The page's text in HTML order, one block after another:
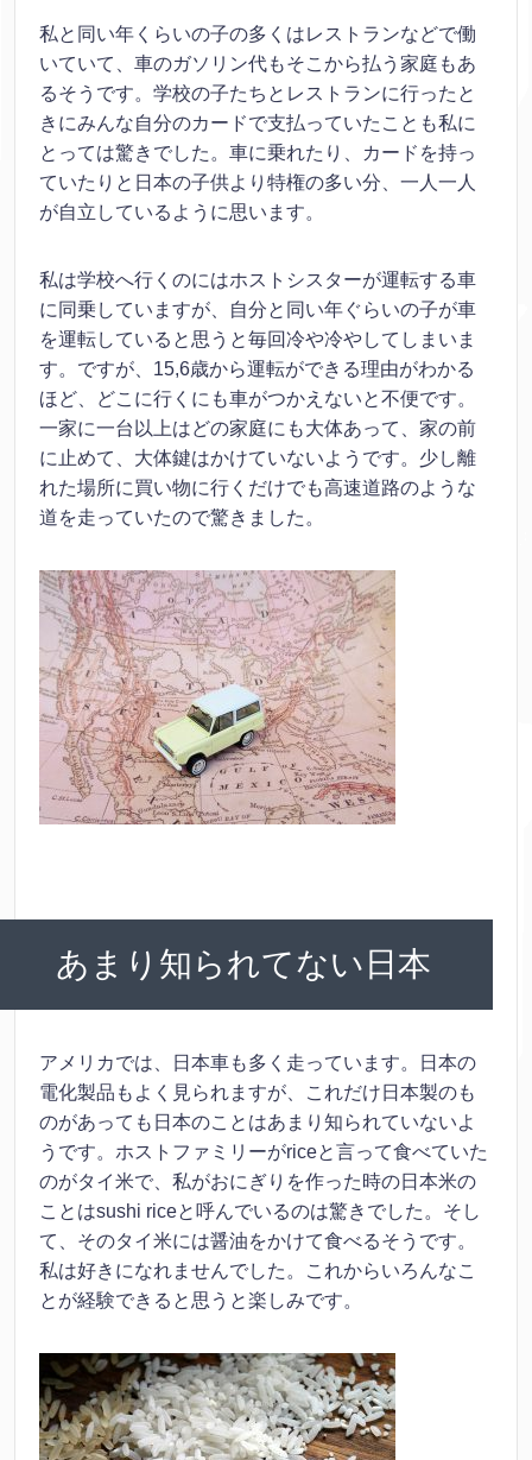
私と同い年くらいの子の多くはレストランなどで働
いていて、車のガソリン代もそこから払う家庭もあ
るそうです。学校の子たちとレストランに行ったと
きにみんな自分のカードで支払っていたことも私に
とっては驚きでした。車に乗れたり、カードを持っ
ていたりと日本の子供より特権の多い分、一人一人
が自立しているように思います。
私は学校へ行くのにはホストシスターが運転する車
に同乗していますが、自分と同い年ぐらいの子が車
を運転していると思うと毎回冷や冷やしてしまいま
す。ですが、15,6歳から運転ができる理由がわかる
ほど、どこに行くにも車がつかえないと不便です。
一家に一台以上はどの家庭にも大体あって、家の前
に止めて、大体鍵はかけていないようです。少し離
れた場所に買い物に行くだけでも高速道路のような
道を走っていたので驚きました。
あまり知られてない日本
アメリカでは、日本車も多く走っています。日本の
電化製品もよく見られますが、これだけ日本製のも
のがあっても日本のことはあまり知られていないよ
うです。ホストファミリーがriceと言って食べていた
のがタイ米で、私がおにぎりを作った時の日本米の
ことはsushi riceと呼んでいるのは驚きでした。そし
て、そのタイ米には醤油をかけて食べるそうです。
私は好きになれませんでした。これからいろんなこ
とが経験できると思うと楽しみです。